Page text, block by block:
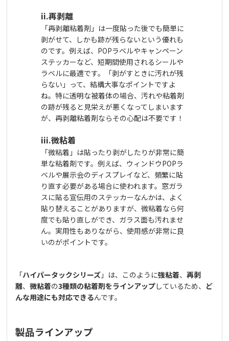
ii.再剥離
「再剥離粘着剤」は一度貼った後でも簡単に
剥がせて、しかも跡が残らないという優れも
のです。例えば、 POPラベルやキャンペーン
ステッカーなど、短期間使用されるシールや
ラベルに最適です。「剥がすときに汚れが残
らない」って、結構大事なポイントですよ
ね。特に透明な被着体の場合、汚れや粘着剤
の跡が残ると見栄えが悪くなってしまいます
が、再剥離粘着剤ならその心配は不要です！
iii.微粘着
「微粘着」は貼ったり剥がしたりが非常に簡
単な粘着剤です。例えば、ウィンドウPOPラ
ベルや展示会のディスプレイなど、頻繁に貼
り直す必要がある場合に使われます。窓ガラ
スに貼る宣伝用のステッカーなんかは、よく
貼り替えることがありますが、微粘着なら何
度でも貼り直しができ、ガラス面も汚れませ
ん。実用性もありながら、使用感が非常に良
いのがポイントです。
「ハイパータックシリーズ 」は、このように強粘着、再剥
離、微粘着の3種類の粘着剤をラインアップしているため、 ど
んな用途にも対応できるんです。
製品ラインアップ